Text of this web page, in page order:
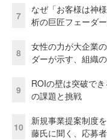
7
なぜ「お客様は神
析の巨匠フェーダ
8
女性の力が大企業
ダーが示す、組織
9
ROIの壁は突破で
の課題と挑戦
10
新規事業提案制度
藤氏に聞く、応募